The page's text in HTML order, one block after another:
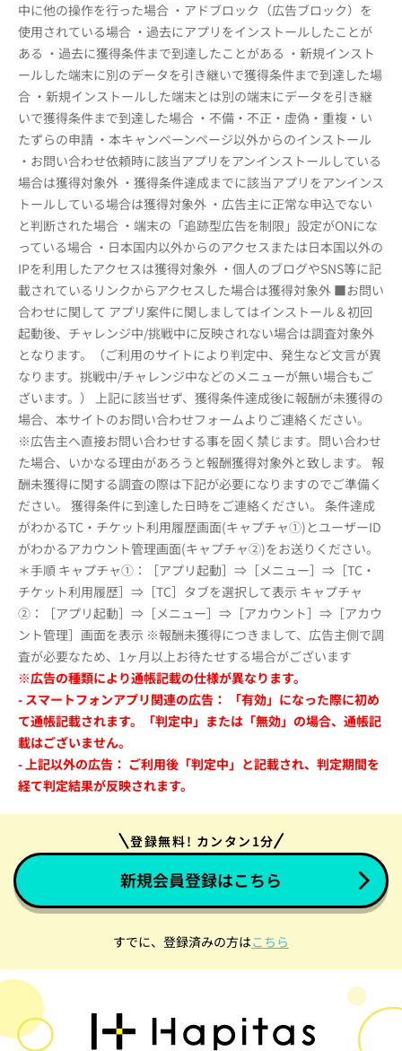
中に他の操作を行った場合 ・アドブロック（広告ブロック）を
使用されている場合 ・過去にアプリをインストールしたことが
ある ・過去に獲得条件まで到達したことがある ・新規インスト
ールした端末に別のデータを引き継いで獲得条件まで到達した場
合 ・新規インストールした端末とは別の端末にデータを引き継
いで獲得条件まで到達した場合 ・不備・不正・虚偽・重複・い
たずらの申請 ・本キャンペーンページ以外からのインストール
・お問い合わせ依頼時に該当アプリをアンインストールしている
場合は獲得対象外 ・獲得条件達成までに該当アプリをアンインス
トールしている場合は獲得対象外 ・広告主に正常な申込でない
と判断された場合 ・端末の「追跡型広告を制限」設定がONにな
っている場合 ・日本国内以外からのアクセスまたは日本国以外の
IPを利用したアクセスは獲得対象外 ・個人のブログやSNS等に記
載されているリンクからアクセスした場合は獲得対象外 ■お問い
合わせに関して アプリ案件に関しましてはインストール＆初回
起動後、チャレンジ中/挑戦中に反映されない場合は調査対象外
となります。（ご利用のサイトにより判定中、発生など文言が異
なります。挑戦中/チャレンジ中などのメニューが無い場合もご
ざいます。） 上記に該当せず、獲得条件達成後に報酬が未獲得の
場合、本サイトのお問い合わせフォームよりご連絡ください。
※広告主へ直接お問い合わせする事を固く禁じます。問い合わせ
た場合、いかなる理由があろうと報酬獲得対象外と致します。 報
酬未獲得に関する調査の際は下記が必要になりますのでご準備く
ださい。 獲得条件に到達した日時をご連絡ください。 条件達成
がわかるTC・チケット利用履歴画面(キャプチャ①)とユーザーID
がわかるアカウント管理画面(キャプチャ②)をお送りください。
＊手順 キャプチャ①：［アプリ起動］⇒［メニュー］⇒［TC・
チケット利用履歴］⇒［TC］タブを選択して表示 キャプチャ
②：［アプリ起動］⇒［メニュー］⇒［アカウント］⇒［アカウ
ント管理］画面を表示 ※報酬未獲得につきまして、広告主側で調
査が必要なため、1ヶ月以上お待たせする場合がございます
※広告の種類により通帳記載の仕様が異なります。
- スマートフォンアプリ関連の広告： 「有効」になった際に初め
て通帳記載されます。「判定中」または「無効」の場合、通帳記
載はございません。
- 上記以外の広告： ご利用後「判定中」と記載され、判定期間を
経て判定結果が反映されます。
登録無料! カンタン1分
新規会員登録はこちら
すでに、登録済みの方はこちら